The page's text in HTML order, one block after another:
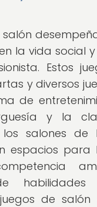
salón
la vida social
Estos
y diversos
de
y la
los salones de
espacios para
habilidades
de